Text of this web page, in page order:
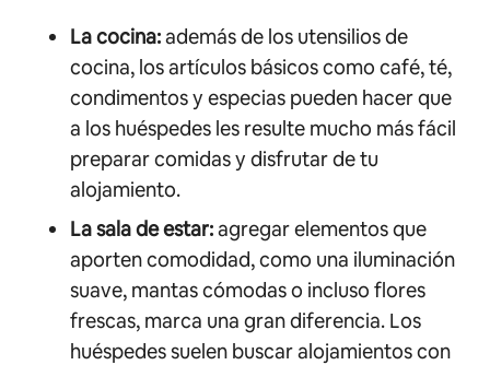
La cocina:además de los utensilios de
cocina, los artículos básicos como café, té,
condimentos y especias pueden hacer que
a los huéspedes les resulte mucho más fácil
preparar comidas y disfrutar de tu
alojamiento.
La sala de estar:agregar elementos que
aporten comodidad, como una iluminación
suave, mantas cómodas o incluso flores
frescas, marca una gran diferencia. Los
huéspedes suelen buscar alojamientos con